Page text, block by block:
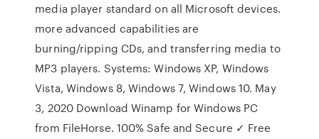
media player standard on all Microsoft devices.
more advanced capabilities are
burning/ripping CDs, and transferring media to
MP3 players. Systems: Windows XP, Windows
Vista, Windows 8, Windows 7, Windows 10. May
3, 2020 Download Winamp for Windows PC
from FileHorse. 100% Safe and Secure ✓ Free